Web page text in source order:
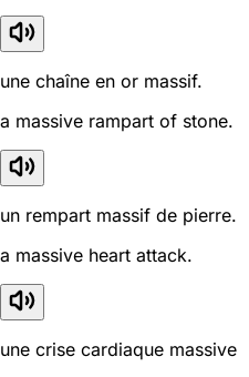
une chaîne en or massif.
a massive rampart of stone.
un rempart massif de pierre.
a massive heart attack.
une crise cardiaque massive